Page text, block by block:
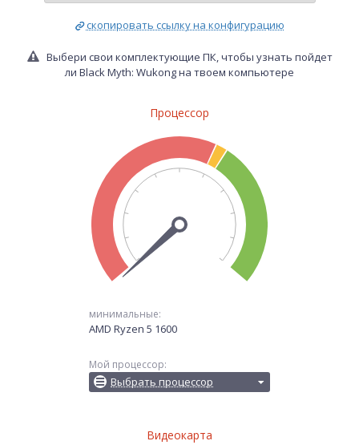
скопировать ссылку на конфигурацию
Выбери свои комплектующие ПК, чтобы узнать пойдет
ли Black Myth: Wukong на твоем компьютере
Процессор
минимальные:
AMD Ryzen 5 1600
Мой процессор:
Выбрать процессор
Видеокарта